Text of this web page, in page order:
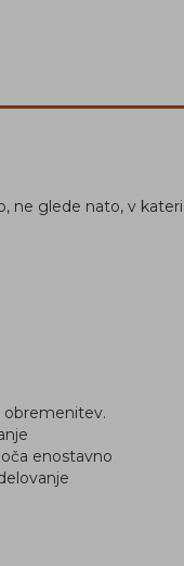
ne glede nato, v
obremenitev.
enostavno